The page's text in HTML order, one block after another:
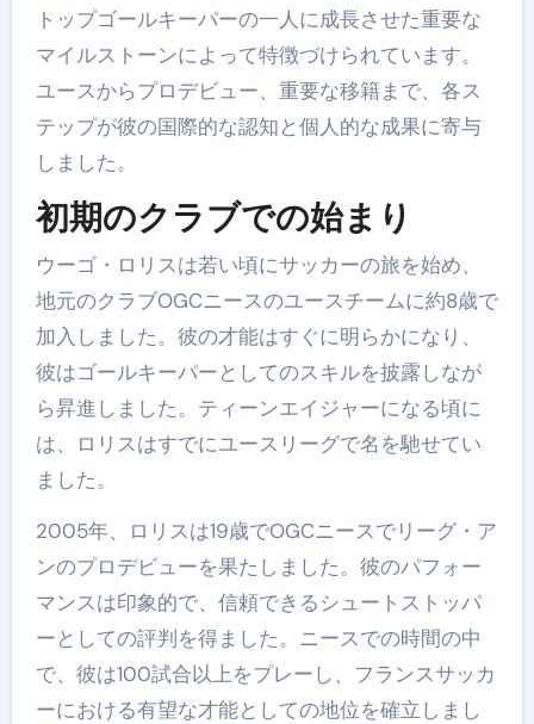
トップゴールキーパーの一人に成長させた重要な
マイルストーンによって特徴づけられています。
ユースからプロデビュー、重要な移籍まで、各ス
テップが彼の国際的な認知と個人的な成果に寄与
しました。
初期のクラブでの始まり
ウーゴ・ロリスは若い頃にサッカーの旅を始め、
地元のクラブOGCニースのユースチームに約8歳で
加入しました。彼の才能はすぐに明らかになり、
彼はゴールキーパーとしてのスキルを披露しなが
ら昇進しました。ティーンエイジャーになる頃に
は、ロリスはすでにユースリーグで名を馳せてい
ました。
2005年、ロリスは19歳でOGCニースでリーグ・ア
ンのプロデビューを果たしました。彼のパフォー
マンスは印象的で、信頼できるシュートストッパ
ーとしての評判を得ました。ニースでの時間の中
で、彼は100試合以上をプレーし、フランスサッカ
ーにおける有望な才能としての地位を確立しまし